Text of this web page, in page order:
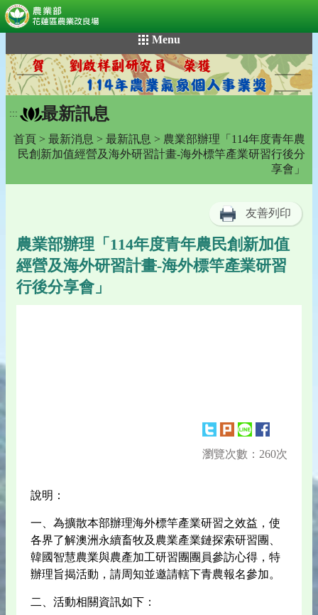
到
主
要
內
容
塊
Menu
::: 最新訊息
首頁 > 最新消息 > 最新訊息 > 農業部辦理「114年度青年農
民創新加值經營及海外研習計畫-海外標竿產業研習行後分
享會」
友善列印
農業部辦理「114年度青年農民創新加值
經營及海外研習計畫-海外標竿產業研習
行後分享會」
瀏覽次數：260次
說明：
一、為擴散本部辦理海外標竿產業研習之效益，使
各界了解澳洲永續畜牧及農業產業鏈探索研習團、
韓國智慧農業與農產加工研習團團員參訪心得，特
辦理旨揭活動，請周知並邀請轄下青農報名參加。
二、活動相關資訊如下：